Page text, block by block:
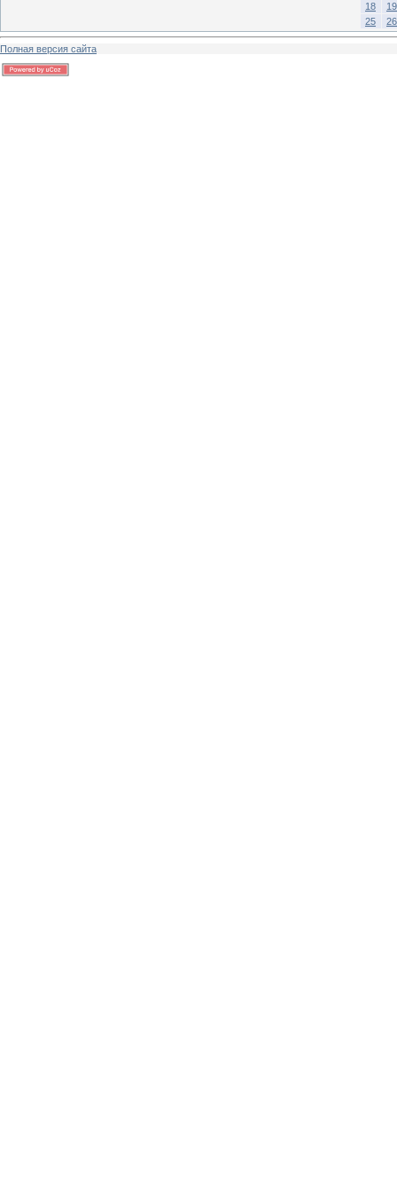
18
19
25
26
Полная версия сайта